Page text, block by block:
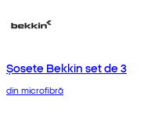
Șosete Bekkin set de 3
din microfibră